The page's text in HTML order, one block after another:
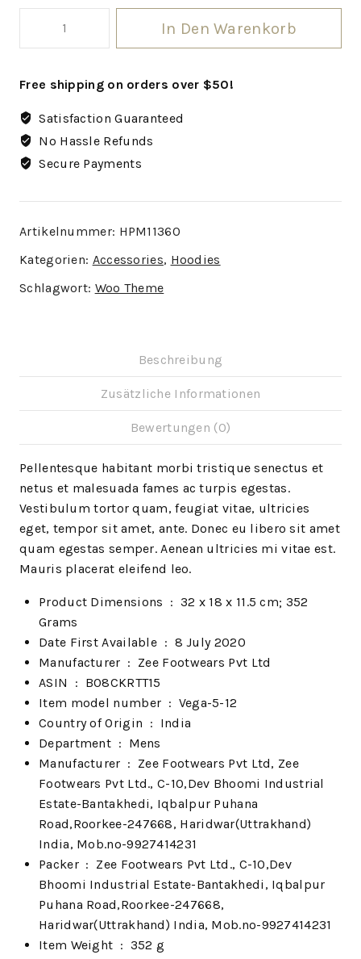
In Den Warenkorb
Free shipping on orders over $50!
Satisfaction Guaranteed
No Hassle Refunds
Secure Payments
Artikelnummer: HPM11360
Kategorien: Accessories, Hoodies
Schlagwort: Woo Theme
Beschreibung
Zusätzliche Informationen
Bewertungen (0)
Pellentesque habitant morbi tristique senectus et
netus et malesuada fames ac turpis egestas.
Vestibulum tortor quam, feugiat vitae, ultricies
eget, tempor sit amet, ante. Donec eu libero sit amet
quam egestas semper. Aenean ultricies mi vitae est.
Mauris placerat eleifend leo.
Product Dimensions ‏ : ‎ 32 x 18 x 11.5 cm; 352
Grams
Date First Available ‏ : ‎ 8 July 2020
Manufacturer ‏ : ‎ Zee Footwears Pvt Ltd
ASIN ‏ : ‎ B08CKRTT15
Item model number ‏ : ‎ Vega-5-12
Country of Origin ‏ : ‎ India
Department ‏ : ‎ Mens
Manufacturer ‏ : ‎ Zee Footwears Pvt Ltd, Zee
Footwears Pvt Ltd., C-10,Dev Bhoomi Industrial
Estate-Bantakhedi, Iqbalpur Puhana
Road,Roorkee-247668, Haridwar(Uttrakhand)
India, Mob.no-9927414231
Packer ‏ : ‎ Zee Footwears Pvt Ltd., C-10,Dev
Bhoomi Industrial Estate-Bantakhedi, Iqbalpur
Puhana Road,Roorkee-247668,
Haridwar(Uttrakhand) India, Mob.no-9927414231
Item Weight ‏ : ‎ 352 g